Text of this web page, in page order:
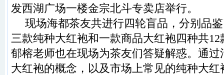
发西湖广场一楼金宗北斗专卖店举行。
现场海都茶友共进行四轮盲品，分别品
三款纯种大红袍和一款商品大红袍四种共
郁榕老师也在现场为茶友们答疑解惑。通
大红袍的概念，以及市场上常见的纯种大